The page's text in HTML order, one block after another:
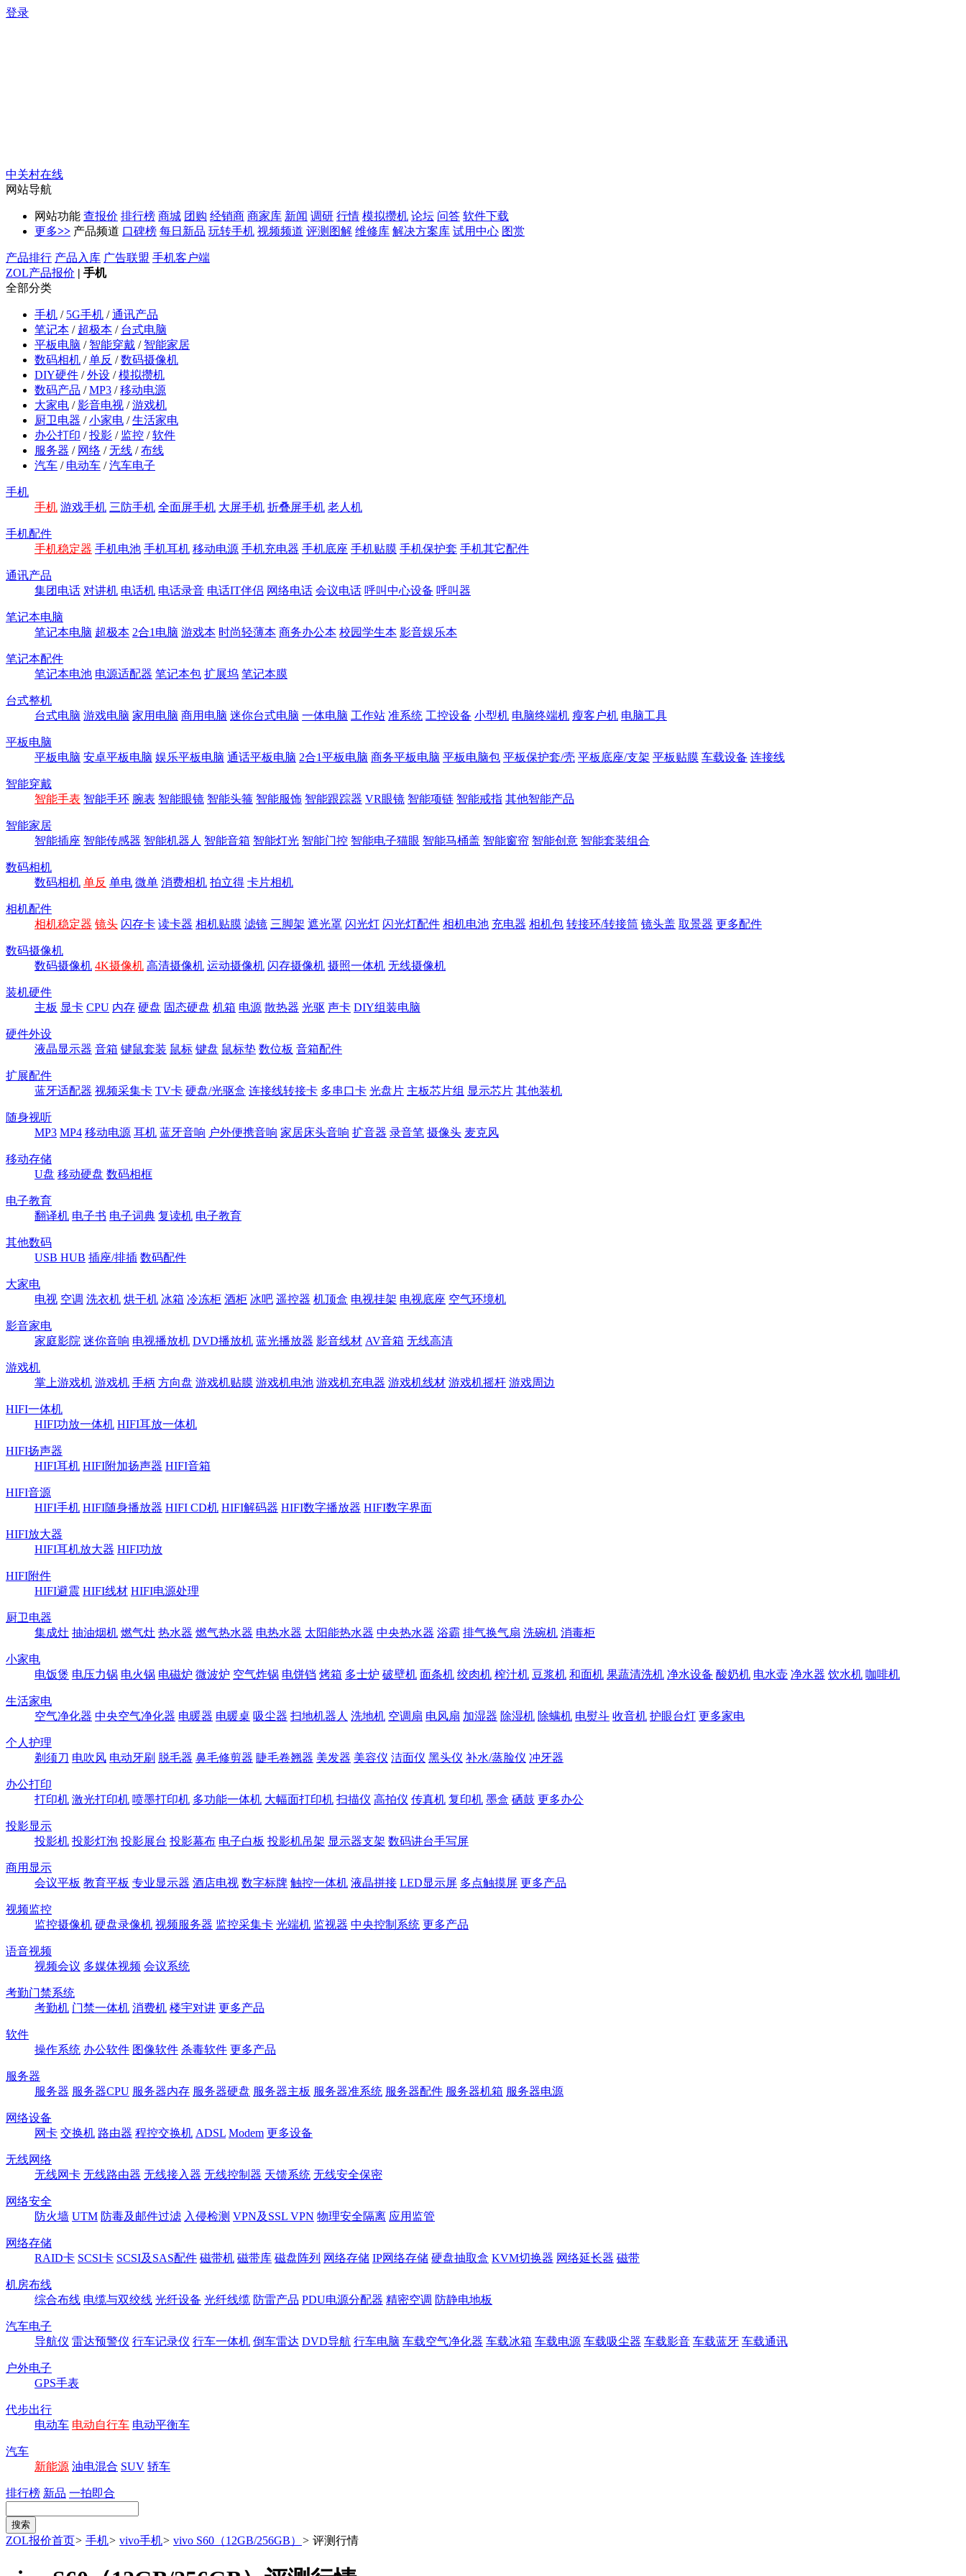
登录
中关村在线
网站导航
网站功能 查报价 排行榜 商城 团购 经销商 商家库 新闻 调研 行情 模拟攒机 论坛 问答 软件下载
更多>> 产品频道 口碑榜 每日新品 玩转手机 视频频道 评测图解 维修库 解决方案库 试用中心 图赏
产品排行 产品入库 广告联盟 手机客户端
ZOL产品报价 | 手机
全部分类
手机 / 5G手机 /通讯产品
笔记本 / 超极本 / 台式电脑
平板电脑 / 智能穿戴 / 智能家居
数码相机 /单反 /数码摄像机
DIY硬件 /外设 /模拟攒机
数码产品 /MP3 /移动电源
大家电 /影音电视 /游戏机
厨卫电器 /小家电 /生活家电
办公打印 /投影 / 监控 /软件
服务器 / 网络 /无线 /布线
汽车 / 电动车 /汽车电子
手机
手机 游戏手机 三防手机 全面屏手机 大屏手机 折叠屏手机 老人机
手机配件
手机稳定器 手机电池 手机耳机 移动电源 手机充电器 手机底座 手机贴膜 手机保护套 手机其它配件
通讯产品
集团电话 对讲机 电话机 电话录音 电话IT伴侣 网络电话 会议电话 呼叫中心设备 呼叫器
笔记本电脑
笔记本电脑 超极本 2合1电脑 游戏本 时尚轻薄本 商务办公本 校园学生本 影音娱乐本
笔记本配件
笔记本电池 电源适配器 笔记本包 扩展坞 笔记本膜
台式整机
台式电脑 游戏电脑 家用电脑 商用电脑 迷你台式电脑 一体电脑 工作站 准系统 工控设备 小型机 电脑终端机 瘦客户机 电脑工具
平板电脑
平板电脑 安卓平板电脑 娱乐平板电脑 通话平板电脑 2合1平板电脑 商务平板电脑 平板电脑包 平板保护套/壳 平板底座/支架 平板贴膜 车载设备 连接线
智能穿戴
智能手表 智能手环 腕表 智能眼镜 智能头箍 智能服饰 智能跟踪器 VR眼镜 智能项链 智能戒指 其他智能产品
智能家居
智能插座 智能传感器 智能机器人 智能音箱 智能灯光 智能门控 智能电子猫眼 智能马桶盖 智能窗帘 智能创意 智能套装组合
数码相机
数码相机 单反 单电 微单 消费相机 拍立得 卡片相机
相机配件
相机稳定器 镜头 闪存卡 读卡器 相机贴膜 滤镜 三脚架 遮光罩 闪光灯 闪光灯配件 相机电池 充电器 相机包 转接环/转接筒 镜头盖 取景器 更多配件
数码摄像机
数码摄像机 4K摄像机 高清摄像机 运动摄像机 闪存摄像机 摄照一体机 无线摄像机
装机硬件
主板 显卡 CPU 内存 硬盘 固态硬盘 机箱 电源 散热器 光驱 声卡 DIY组装电脑
硬件外设
液晶显示器 音箱 键鼠套装 鼠标 键盘 鼠标垫 数位板 音箱配件
扩展配件
蓝牙适配器 视频采集卡 TV卡 硬盘/光驱盒 连接线转接卡 多串口卡 光盘片 主板芯片组 显示芯片 其他装机
随身视听
MP3 MP4 移动电源 耳机 蓝牙音响 户外便携音响 家居床头音响 扩音器 录音笔 摄像头 麦克风
移动存储
U盘 移动硬盘 数码相框
电子教育
翻译机 电子书 电子词典 复读机 电子教育
其他数码
USB HUB 插座/排插 数码配件
大家电
电视 空调 洗衣机 烘干机 冰箱 冷冻柜 酒柜 冰吧 遥控器 机顶盒 电视挂架 电视底座 空气环境机
影音家电
家庭影院 迷你音响 电视播放机 DVD播放机 蓝光播放器 影音线材 AV音箱 无线高清
游戏机
掌上游戏机 游戏机 手柄 方向盘 游戏机贴膜 游戏机电池 游戏机充电器 游戏机线材 游戏机摇杆 游戏周边
HIFI一体机
HIFI功放一体机 HIFI耳放一体机
HIFI扬声器
HIFI耳机 HIFI附加扬声器 HIFI音箱
HIFI音源
HIFI手机 HIFI随身播放器 HIFI CD机 HIFI解码器 HIFI数字播放器 HIFI数字界面
HIFI放大器
HIFI耳机放大器 HIFI功放
HIFI附件
HIFI避震 HIFI线材 HIFI电源处理
厨卫电器
集成灶 抽油烟机 燃气灶 热水器 燃气热水器 电热水器 太阳能热水器 中央热水器 浴霸 排气换气扇 洗碗机 消毒柜
小家电
电饭煲 电压力锅 电火锅 电磁炉 微波炉 空气炸锅 电饼铛 烤箱 多士炉 破壁机 面条机 绞肉机 榨汁机 豆浆机 和面机 果蔬清洗机 净水设备 酸奶机 电水壶 净水器 饮水机 咖啡机
生活家电
空气净化器 中央空气净化器 电暖器 电暖桌 吸尘器 扫地机器人 洗地机 空调扇 电风扇 加湿器 除湿机 除螨机 电熨斗 收音机 护眼台灯 更多家电
个人护理
剃须刀 电吹风 电动牙刷 脱毛器 鼻毛修剪器 睫毛卷翘器 美发器 美容仪 洁面仪 黑头仪 补水/蒸脸仪 冲牙器
办公打印
打印机 激光打印机 喷墨打印机 多功能一体机 大幅面打印机 扫描仪 高拍仪 传真机 复印机 墨盒 硒鼓 更多办公
投影显示
投影机 投影灯泡 投影展台 投影幕布 电子白板 投影机吊架 显示器支架 数码讲台手写屏
商用显示
会议平板 教育平板 专业显示器 酒店电视 数字标牌 触控一体机 液晶拼接 LED显示屏 多点触摸屏 更多产品
视频监控
监控摄像机 硬盘录像机 视频服务器 监控采集卡 光端机 监视器 中央控制系统 更多产品
语音视频
视频会议 多媒体视频 会议系统
考勤门禁系统
考勤机 门禁一体机 消费机 楼宇对讲 更多产品
软件
操作系统 办公软件 图像软件 杀毒软件 更多产品
服务器
服务器 服务器CPU 服务器内存 服务器硬盘 服务器主板 服务器准系统 服务器配件 服务器机箱 服务器电源
网络设备
网卡 交换机 路由器 程控交换机 ADSL Modem 更多设备
无线网络
无线网卡 无线路由器 无线接入器 无线控制器 天馈系统 无线安全保密
网络安全
防火墙 UTM 防毒及邮件过滤 入侵检测 VPN及SSL VPN 物理安全隔离 应用监管
网络存储
RAID卡 SCSI卡 SCSI及SAS配件 磁带机 磁带库 磁盘阵列 网络存储 IP网络存储 硬盘抽取盒 KVM切换器 网络延长器 磁带
机房布线
综合布线 电缆与双绞线 光纤设备 光纤线缆 防雷产品 PDU电源分配器 精密空调 防静电地板
汽车电子
导航仪 雷达预警仪 行车记录仪 行车一体机 倒车雷达 DVD导航 行车电脑 车载空气净化器 车载冰箱 车载电源 车载吸尘器 车载影音 车载蓝牙 车载通讯
户外电子
GPS手表
代步出行
电动车 电动自行车 电动平衡车
汽车
新能源 油电混合 SUV 轿车
排行榜 新品 一拍即合
ZOL报价首页> 手机> vivo手机> vivo S60（12GB/256GB） > 评测行情